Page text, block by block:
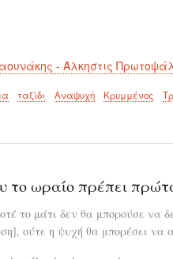
- Άλκηστις
ταξίδι Αναψυχή Κρυμμένος
το ωραίο πρέπει
το μάτι δεν θα μπορούσε να
ούτε η ψυχή θα μπορέσει να